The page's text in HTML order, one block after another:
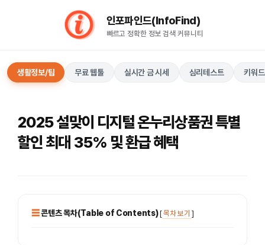
인포파인드(InfoFind)​​​​
빠르고 정확한 정보 검색 커뮤니티
생활정보/팁 무료 웹툴 실시간 금 시세 심리테스트 키워
2025 설맞이 디지털 온누리상품권 특별
할인 최대 35% 및 환급 혜택
콘텐츠 목차(Table of Contents)[목차 보기 ]